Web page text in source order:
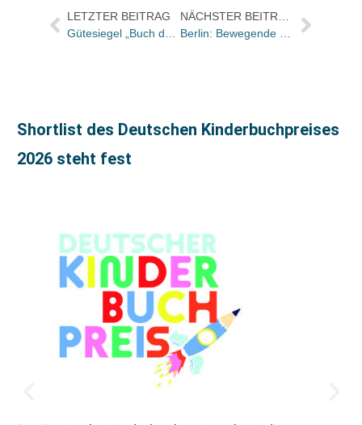
LETZTER BEITRAG
Shortlist des Deutschen Kinderbuchpreises
2026 steht fest